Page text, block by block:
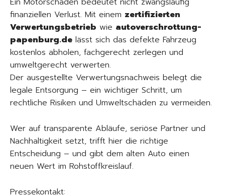
finanziellen Verlust. Mit einem zertifizierten
Verwertungsbetrieb wie autoverschrottung-
papenburg.de lässt sich das defekte Fahrzeug
kostenlos abholen, fachgerecht zerlegen und
umweltgerecht verwerten.
Der ausgestellte Verwertungsnachweis belegt die
legale Entsorgung – ein wichtiger Schritt, um
rechtliche Risiken und Umweltschäden zu vermeiden.
Wer auf transparente Abläufe, seriöse Partner und
Nachhaltigkeit setzt, trifft hier die richtige
Entscheidung – und gibt dem alten Auto einen
neuen Wert im Rohstoffkreislauf.
Pressekontakt: